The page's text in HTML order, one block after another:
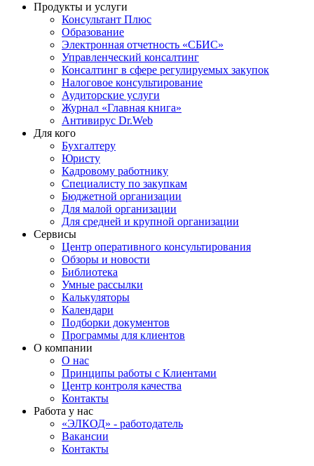
Продукты и услуги
Консультант Плюс
Образование
Электронная отчетность «СБИС»
Управленческий консалтинг
Консалтинг в сфере регулируемых закупок
Налоговое консультирование
Аудиторские услуги
Журнал «Главная книга»
Антивирус Dr.Web
Для кого
Бухгалтеру
Юристу
Кадровому работнику
Специалисту по закупкам
Бюджетной организации
Для малой организации
Для средней и крупной организации
Сервисы
Центр оперативного консультирования
Обзоры и новости
Библиотека
Умные рассылки
Калькуляторы
Календари
Подборки документов
Программы для клиентов
О компании
О нас
Принципы работы с Клиентами
Центр контроля качества
Контакты
Работа у нас
«ЭЛКОД» - работодатель
Вакансии
Контакты